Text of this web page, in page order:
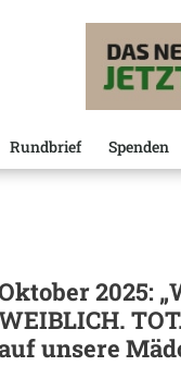
Rundbrief Spenden
2025:
unsere